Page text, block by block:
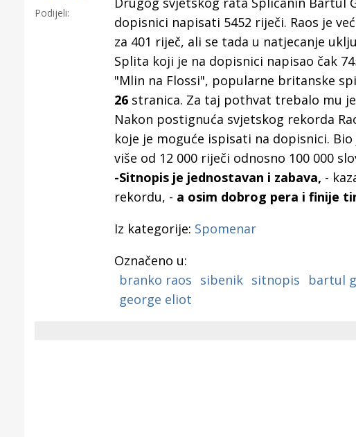
Podijeli:
dopisnici napisati 5452 riječi. Raos je
za 401 riječ, ali se tada u natjecanje
Splita koji je na dopisnici napisao čak
"Mlin na Flossi", popularne britanske
26 stranica. Za taj pothvat trebalo mu
Nakon postignuća svjetskog rekorda
koje je moguće ispisati na dopisnici.
više od 12 000 riječi odnosno 100 000
-Sitnopis je jednostavan i zabava, -
rekordu, - a osim dobrog pera i finije
Iz kategorije: Spomenar
Označeno u:
branko raos sibenik sitnopis bartul
george eliot
Gornji tok Krke
Otkrijte hostel
edukativnom kampusu NP Krka u
Puljanima